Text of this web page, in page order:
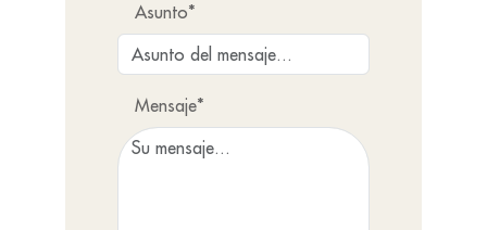
Asunto*
Mensaje*